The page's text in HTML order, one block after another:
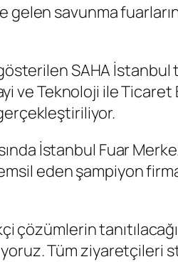
savunma
SAHA
ve Teknoloji ile Ticaret
İstanbul Fuar
eden şampiyon
çözümlerin
Tüm ziyaretçileri